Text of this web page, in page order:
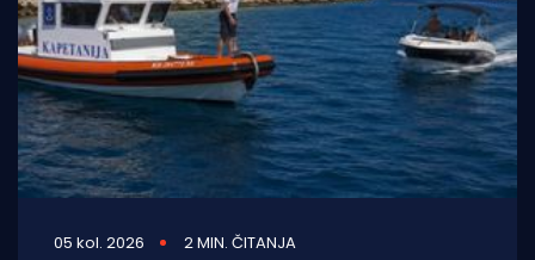
05 kol. 2026 2 MIN. ČITANJA